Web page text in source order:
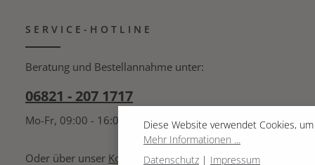
SERVICE-HOTLINE
Beratung und Bestellannahme unter:
06821 - 207 1717
Mo-Fr, 09:00 - 16:00 Uhr
Oder über unser Kontaktformular .
Diese Website verwendet Cookies,
Mehr Informationen ...
Datenschutz | Impressum